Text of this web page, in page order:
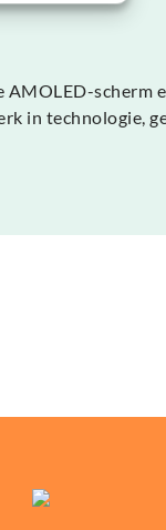
AMOLED-scherm
in technologie,